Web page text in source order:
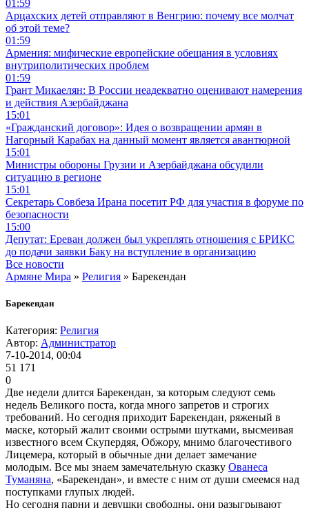
01:59
Арцахских детей отправляют в Венгрию: почему все молчат
об этой теме?
01:59
Армения: мифические европейские обещания в условиях
внутриполитических проблем
01:59
Грант Микаелян: В России неадекватно оценивают намерения
и действия Азербайджана
15:01
«Гражданский договор»: Идея о возвращении армян в
Нагорный Карабах на данный момент является авантюрной
15:01
Министры обороны Грузии и Азербайджана обсудили
ситуацию в регионе
15:01
Секретарь Совбеза Ирана посетит РФ для участия в форуме по
безопасности
15:00
Депутат: Ереван должен был укреплять отношения с БРИКС
до подачи заявки Баку на вступление в организацию
Все новости
Армяне Мира » Религия » Барекендан
Барекендан
Категория: Религия
Автор: Администратор
7-10-2014, 00:04
51 171
0
Две недели длится Барекендан, за которым следуют семь
недель Великого поста, когда много запретов и строгих
требований. Но сегодня приходит Барекендан, ряженый в
маске, который жалит своими острыми шутками, высмеивая
известного всем Скупердяя, Обжору, мнимо благочестивого
Лицемера, который в обычные дни делает замечание
молодым. Все мы знаем замечательную сказку Ованеса
Туманяна, «Барекендан», и вместе с ним от души смеемся над
поступками глупых людей.
Но сегодня парни и девушки свободны, они разыгрывают